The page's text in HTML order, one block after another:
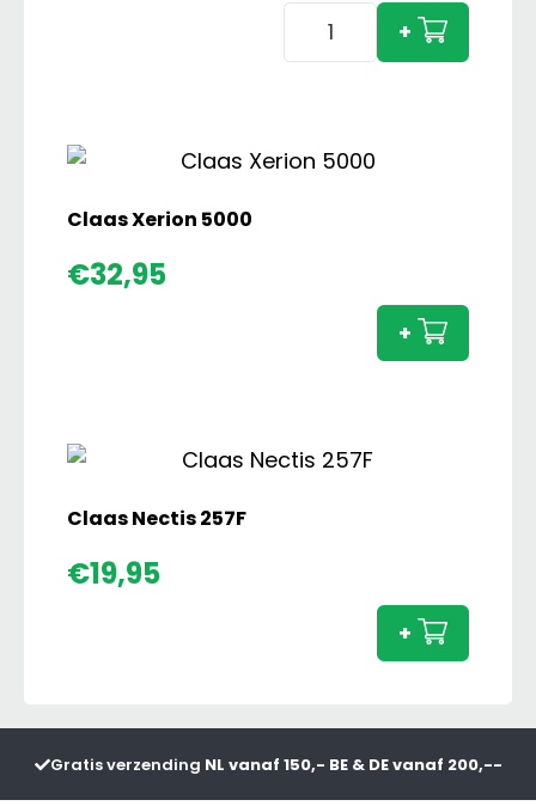
Case
aantal
+
Claas Xerion 5000
€32,95
aantal
+
Claas Nectis 257F
€19,95
aantal
+
Gratis verzending NL vanaf 150,- BE & DE vanaf 200,--